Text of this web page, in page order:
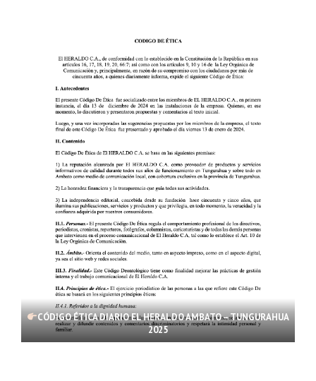
CÓDIGO ÉTICA DIARIO EL HERALDO AMBATO – TUNGURAHUA
2025